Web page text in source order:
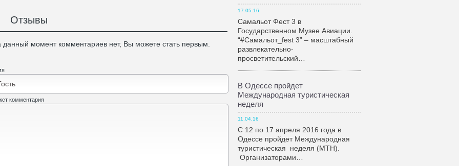
Отзывы
данный момент комментариев нет, Вы можете стать первым.
комментария
17.05.16
Самальот Фест 3 в
Государственном Музее Авиации.
“#Самальот_fest 3” – масштабный
развлекательно-
просветительский…
В Одессе пройдет
Международная туристическая
неделя
11.04.16
С 12 по 17 апреля 2016 года в
Одессе пройдет Международная
туристическая неделя (МТН).
Организаторами…